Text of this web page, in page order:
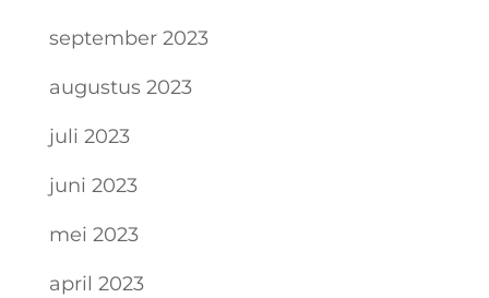
september 2023
augustus 2023
juli 2023
juni 2023
mei 2023
april 2023